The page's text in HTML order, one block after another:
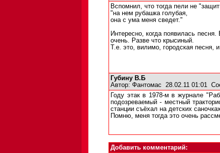
Вспомнил, что тогда пели не
"на нем рубашка голубая,
она с ума меня сведет."
Интересно, когда появилась
очень. Разве что крысиный.
Т.е. это, вилимо, городская песня,
Губину В.Б
Автор: Фантомас 28.02.11 01:01
Году этак в 1978-м в журнале
подозреваемый - местный
станции съёхал на детских
Помню, меня тогда это очень
Добавить комментарий: